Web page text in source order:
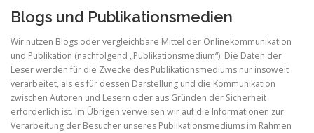
Blogs und Publikationsmedien
Wir nutzen Blogs oder vergleichbare Mittel der Onlinekommunikation
und Publikation (nachfolgend „Publikationsmedium“). Die Daten der
Leser werden für die Zwecke des Publikationsmediums nur insoweit
verarbeitet, als es für dessen Darstellung und die Kommunikation
zwischen Autoren und Lesern oder aus Gründen der Sicherheit
erforderlich ist. Im Übrigen verweisen wir auf die Informationen zur
Verarbeitung der Besucher unseres Publikationsmediums im Rahmen